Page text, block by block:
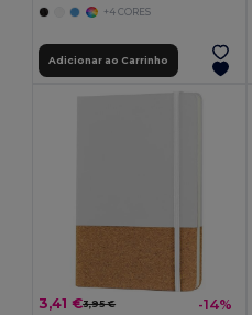
+4 CORES
Adicionar ao Carrinho
3,41 €3,95 € -14%